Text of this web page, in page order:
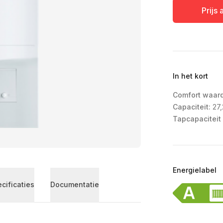
Prijs
In het kort
Comfort
Capaciteit:
Tapcapaciteit
Energielabel
Documentatie